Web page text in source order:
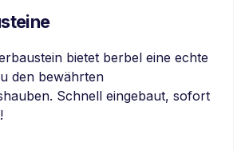
bietet berbel eine echte
den bewährten
Schnell eingebaut, sofort